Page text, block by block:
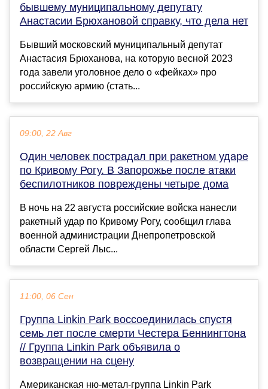
бывшему муниципальному депутату
Анастасии Брюхановой справку, что дела нет
Бывший московский муниципальный депутат
Анастасия Брюханова, на которую весной 2023
года завели уголовное дело о «фейках» про
российскую армию (стать...
09:00, 22 Авг
Один человек пострадал при ракетном ударе
по Кривому Рогу. В Запорожье после атаки
беспилотников повреждены четыре дома
В ночь на 22 августа российские войска нанесли
ракетный удар по Кривому Рогу, сообщил глава
военной администрации Днепропетровской
области Сергей Лыс...
11:00, 06 Сен
Группа Linkin Park воссоединилась спустя
семь лет после смерти Честера Беннингтона
// Группа Linkin Park объявила о
возвращении на сцену
Американская ню-метал-группа Linkin Park